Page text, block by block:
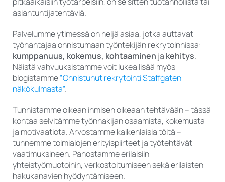
asiantuntijatehtäviä.
Palvelumme ytimessä on neljä asiaa, jotka auttavat
työnantajaa onnistumaan työntekijän rekrytoinnissa:
kumppanuus, kokemus, kohtaaminen ja kehitys.
Näistä vahvuuksistamme voit lukea lisää myös
blogistamme”Onnistunut rekrytointi Staffgaten
näkökulmasta”.
Tunnistamme oikean ihmisen oikeaan tehtävään – tässä
kohtaa selvitämme työnhakijan osaamista, kokemusta
ja motivaatiota. Arvostamme kaikenlaisia töitä –
tunnemme toimialojen erityispiirteet ja työtehtävät
vaatimuksineen. Panostamme erilaisiin
yhteistyömuotoihin, verkostoitumiseen sekä erilaisten
hakukanavien hyödyntämiseen.